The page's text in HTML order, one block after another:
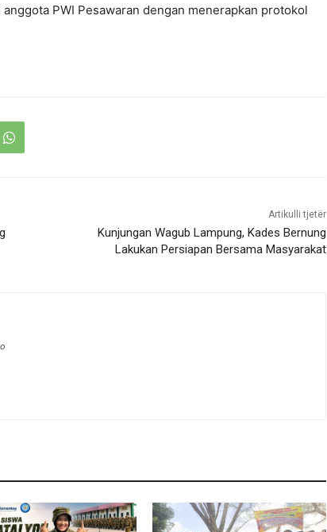
PWI Pesawaran dengan menerapkan protokol
Artikulli tjetër
Kunjungan Wagub Lampung, Kades Bernung
Lakukan Persiapan Bersama Masyarakat